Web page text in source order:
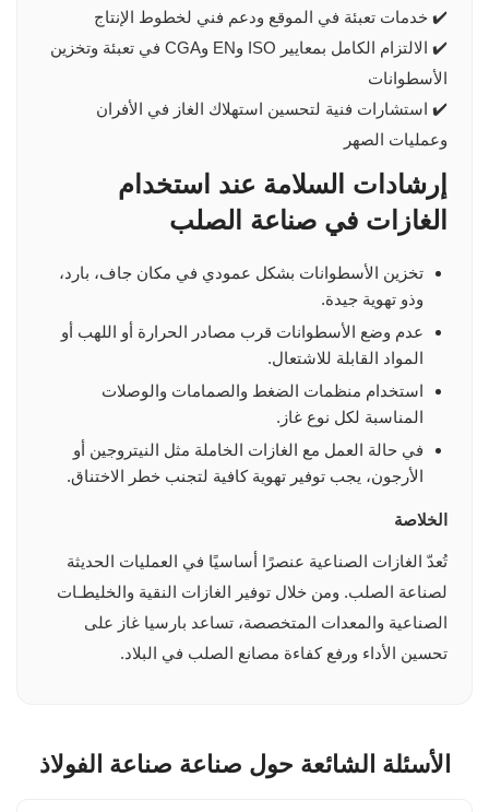
✔️ خدمات تعبئة في الموقع ودعم فني لخطوط الإنتاج
✔️ الالتزام الكامل بمعايير ISO وEN وCGA في تعبئة وتخزين
الأسطوانات
✔️ استشارات فنية لتحسين استهلاك الغاز في الأفران
وعمليات الصهر
إرشادات السلامة عند استخدام
الغازات في صناعة الصلب
تخزين الأسطوانات بشكل عمودي في مكان جاف، بارد،
وذو تهوية جيدة.
عدم وضع الأسطوانات قرب مصادر الحرارة أو اللهب أو
المواد القابلة للاشتعال.
استخدام منظمات الضغط والصمامات والوصلات
المناسبة لكل نوع غاز.
في حالة العمل مع الغازات الخاملة مثل النيتروجين أو
الأرجون، يجب توفير تهوية كافية لتجنب خطر الاختناق.
الخلاصة
تُعدّ الغازات الصناعية عنصرًا أساسيًا في العمليات الحديثة
لصناعة الصلب. ومن خلال توفير الغازات النقية والخليطـات
الصناعية والمعدات المتخصصة، تساعد بارسيا غاز على
تحسين الأداء ورفع كفاءة مصانع الصلب في البلاد.
الأسئلة الشائعة حول صناعة صناعة الفولاذ